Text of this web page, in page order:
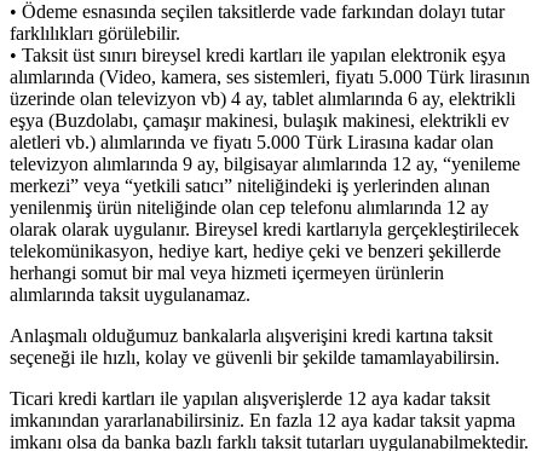
• Ödeme esnasında seçilen taksitlerde vade farkından dolayı tutar
farklılıkları görülebilir.
• Taksit üst sınırı bireysel kredi kartları ile yapılan elektronik eşya
alımlarında (Video, kamera, ses sistemleri, fiyatı 5.000 Türk lirasının
üzerinde olan televizyon vb) 4 ay, tablet alımlarında 6 ay, elektrikli
eşya (Buzdolabı, çamaşır makinesi, bulaşık makinesi, elektrikli ev
aletleri vb.) alımlarında ve fiyatı 5.000 Türk Lirasına kadar olan
televizyon alımlarında 9 ay, bilgisayar alımlarında 12 ay, “yenileme
merkezi” veya “yetkili satıcı” niteliğindeki iş yerlerinden alınan
yenilenmiş ürün niteliğinde olan cep telefonu alımlarında 12 ay
olarak olarak uygulanır. Bireysel kredi kartlarıyla gerçekleştirilecek
telekomünikasyon, hediye kart, hediye çeki ve benzeri şekillerde
herhangi somut bir mal veya hizmeti içermeyen ürünlerin
alımlarında taksit uygulanamaz.
Anlaşmalı olduğumuz bankalarla alışverişini kredi kartına taksit
seçeneği ile hızlı, kolay ve güvenli bir şekilde tamamlayabilirsin.
Ticari kredi kartları ile yapılan alışverişlerde 12 aya kadar taksit
imkanından yararlanabilirsiniz. En fazla 12 aya kadar taksit yapma
imkanı olsa da banka bazlı farklı taksit tutarları uygulanabilmektedir.